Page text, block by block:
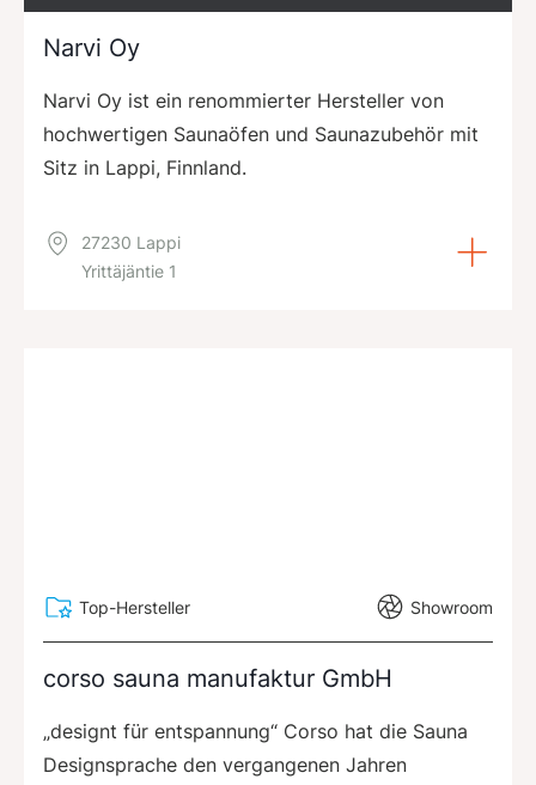
Narvi Oy
Narvi Oy ist ein renommierter Hersteller von
hochwertigen Saunaöfen und Saunazubehör mit
Sitz in Lappi, Finnland.
27230 Lappi
Yrittäjäntie 1
Top-Hersteller Showroom
corso sauna manufaktur GmbH
„designt für entspannung“ Corso hat die Sauna
Designsprache den vergangenen Jahren